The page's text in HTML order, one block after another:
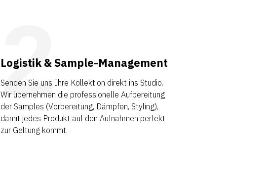
Logistik & Sample-Management
Senden Sie uns Ihre Kollektion direkt ins Studio.
Wir übernehmen die professionelle Aufbereitung
der Samples (Vorbereitung, Dämpfen, Styling),
damit jedes Produkt auf den Aufnahmen perfekt
zur Geltung kommt.
02